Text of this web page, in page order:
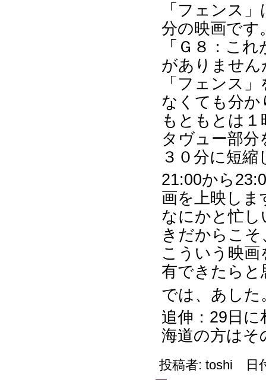
「フェンス
分の映画です
「Ｇ８：こ
がありません
「フェンス
なくても分か
もともとは
タヴュー部
３０分に短
21:00から
画を上映しま
なにかと忙
きだからこそ
こういう映
有できたらと
では、あした
追伸：29日
海道の方はそ
投稿者: toshi 日